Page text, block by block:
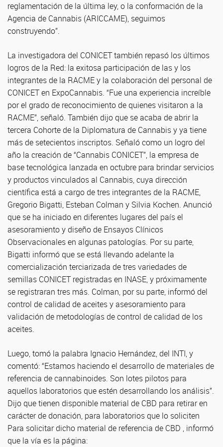
reglamentación de la última ley, o la conformación de la
Agencia de Cannabis (ARICCAME), seguimos
construyendo”.
La investigadora del CONICET también repasó los últimos
logros de la Red: la exitosa participación de las y los
integrantes de la RACME y la colaboración del personal de
CONICET en ExpoCannabis. “Fue una experiencia increíble
por el grado de reconocimiento de quienes visitaron a la
RACME”, señaló. También dijo que se acaba de abrir la
tercera Cohorte de la Diplomatura de Cannabis y ya tiene
más de setecientos inscriptos. Señaló como un logro del
año la creación de “Cannabis CONICET”, la empresa de
base tecnológica lanzada en octubre para brindar servicios
y productos vinculados al Cannabis, cuya dirección
científica está a cargo de tres integrantes de la RACME,
Gregorio Bigatti, Esteban Colman y Silvia Kochen. Anunció
que se ha iniciado en diferentes lugares del país el
asesoramiento y diseño de Ensayos Clínicos
Observacionales en algunas patologías. Por su parte,
Bigatti informó que se está llevando adelante la
comercialización terciarizada de tres variedades de
semillas CONICET registradas en INASE, y próximamente
se registraran tres más. Colman, por su parte, informó del
control de calidad de aceites y asesoramiento para
validación de metodologías de control de calidad de los
aceites.
Luego, tomó la palabra Ignacio Hernández, del INTI, y
comentó: “Estamos haciendo el desarrollo de materiales de
referencia de cannabinoides. Son lotes pilotos para
aquellos laboratorios que estén desarrollando los análisis”.
Dijo que tienen disponible material de CBD para retirar en
carácter de donación, para laboratorios que lo soliciten
Para solicitar dicho material de referencia de CBD , informó
que la vía es la página: